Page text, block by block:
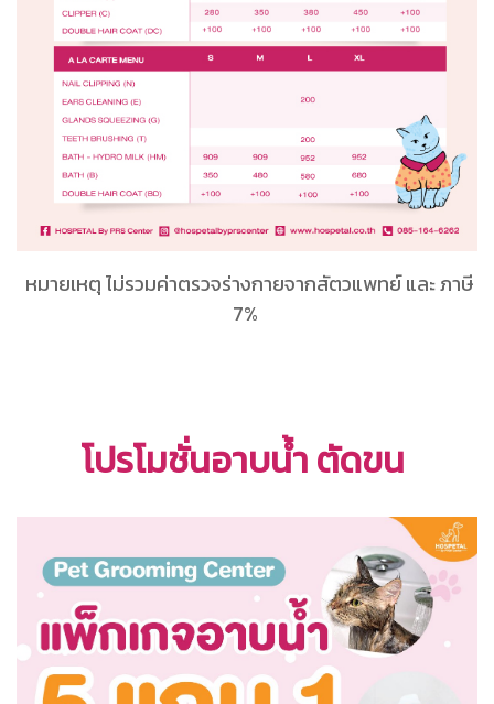
หมายเหตุ ไม่รวมค่าตรวจร่างกายจากสัตวแพทย์ และ ภาษี
7%
โปรโมชั่นอาบน้ำ ตัดขน